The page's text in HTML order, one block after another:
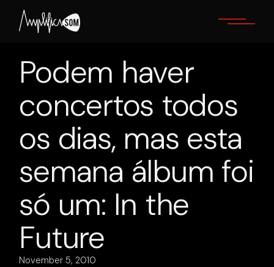
content
Podem haver
concertos todos
os dias, mas esta
semana álbum foi
só um: In the
Future
November 5, 2010